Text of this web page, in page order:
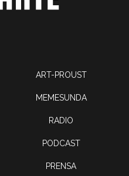
ART-PROUST
MEMESUNDA
RADIO
PODCAST
PRENSA